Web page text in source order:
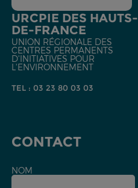
URCPIE DES HAUTS-
DE-FRANCE
UNION RÉGIONALE DES
CENTRES PERMANENTS
D'INITIATIVES POUR
L'ENVIRONNEMENT
TEL : 03 23 80 03 03
CONTACT
NOM